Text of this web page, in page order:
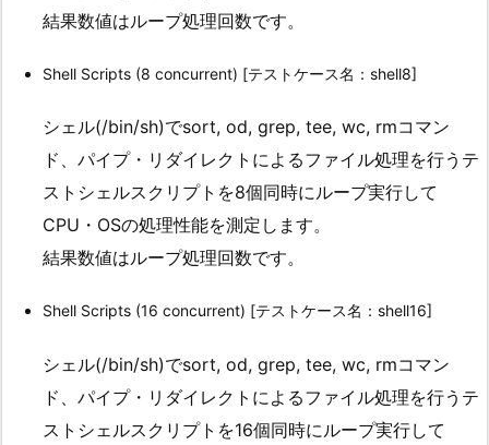
結果数値はループ処理回数です。
Shell Scripts (8 concurrent) [テストケース名：shell8]
シェル(/bin/sh)でsort, od, grep, tee, wc, rmコマン
ド、パイプ・リダイレクトによるファイル処理を行うテ
ストシェルスクリプトを8個同時にループ実行して
CPU・OSの処理性能を測定します。
結果数値はループ処理回数です。
Shell Scripts (16 concurrent) [テストケース名：shell16]
シェル(/bin/sh)でsort, od, grep, tee, wc, rmコマン
ド、パイプ・リダイレクトによるファイル処理を行うテ
ストシェルスクリプトを16個同時にループ実行して